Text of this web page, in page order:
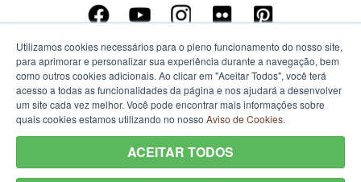
Utilizamos cookies necessários para o pleno funcionamento do nosso site,
para aprimorar e personalizar sua experiência durante a navegação, bem
como outros cookies adicionais. Ao clicar em "Aceitar Todos", você terá
acesso a todas as funcionalidades da página e nos ajudará a desenvolver
um site cada vez melhor. Você pode encontrar mais informações sobre
quais cookies estamos utilizando no nosso Aviso de Cookies.
ACEITAR TODOS